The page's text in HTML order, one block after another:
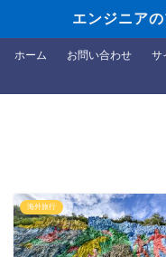
エンジニア
ホーム お問い合わせ サ
海外旅行